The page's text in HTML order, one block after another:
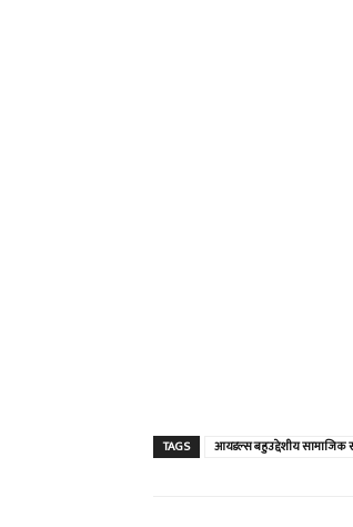
TAGS आयडल्स बहुउद्देशीय सामाजिक